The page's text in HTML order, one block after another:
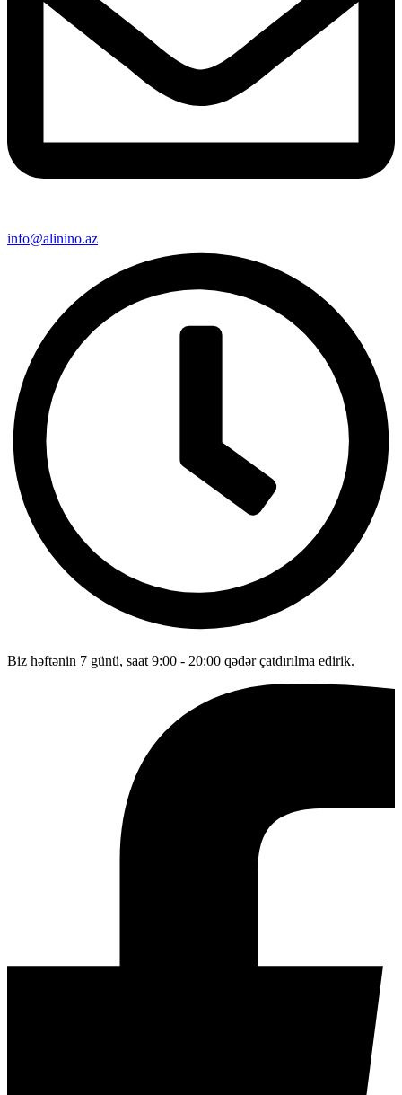
info@alinino.az
Biz həftənin 7 günü, saat 9:00 - 20:00 qədər çatdırılma edirik.